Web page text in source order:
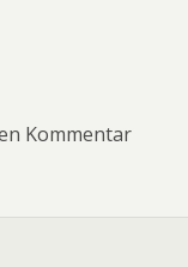
Kommentar